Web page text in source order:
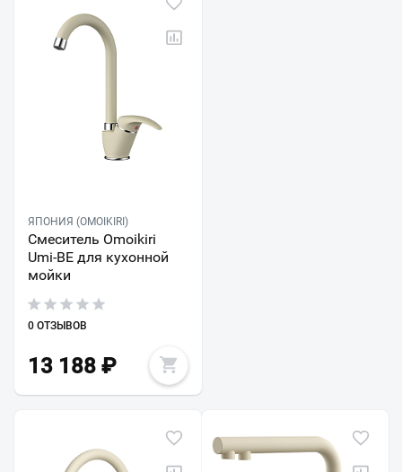
ЯПОНИЯ (OMOIKIRI)
Смеситель Omoikiri
Umi-BE для кухонной
мойки
0 ОТЗЫВОВ
13 188 ₽